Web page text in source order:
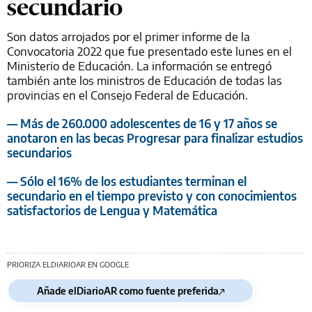
secundario
Son datos arrojados por el primer informe de la
Convocatoria 2022 que fue presentado este lunes en el
Ministerio de Educación. La información se entregó
también ante los ministros de Educación de todas las
provincias en el Consejo Federal de Educación.
— Más de 260.000 adolescentes de 16 y 17 años se
anotaron en las becas Progresar para finalizar estudios
secundarios
— Sólo el 16% de los estudiantes terminan el
secundario en el tiempo previsto y con conocimientos
satisfactorios de Lengua y Matemática
PRIORIZA ELDIARIOAR EN GOOGLE
Añade elDiarioAR como fuente preferida